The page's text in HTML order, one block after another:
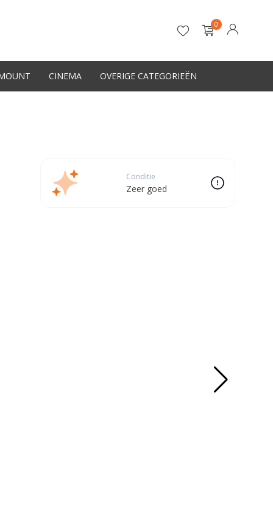
0
CINEMA OVERIGE CATEGORIEËN
Conditie
Zeer goed